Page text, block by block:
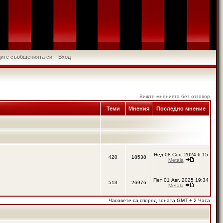
съобщенията си Вход
Вижте мненията без отговор
Теми Мнения Последно мнение
420 18538
Нед 08 Сеп, 2024 6:15
Metala
513 26976
Пет 01 Авг, 2025 19:34
Metala
Часовете са според зоната GMT + 2 Часа